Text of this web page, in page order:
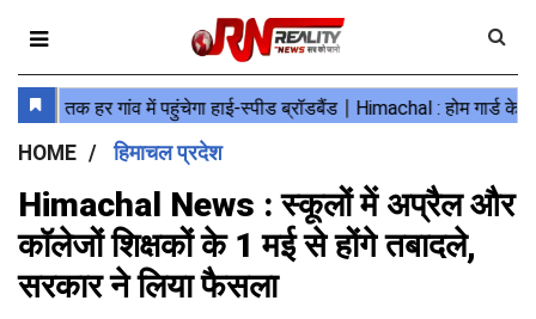
HOME हिमाचल प्रदेश
Himachal News : स्कूलों में अप्रैल और
कॉलेजों शिक्षकों के 1 मई से होंगे तबादले,
सरकार ने लिया फैसला